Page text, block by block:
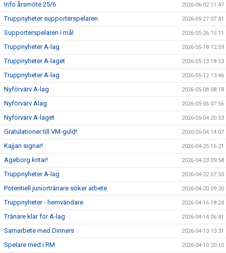
MEDLEMSSKAP
Info årsmöte 25/6 2026-06-02 11:47
Truppnyheter supporterspelaren 2026-05-27 07:41
Supporterspelaren i mål 2026-05-26 15:11
Truppnyheter A-lag 2026-05-18 12:59
Truppnyheter A-laget 2026-05-13 18:53
Truppnyheter A-lag 2026-05-12 13:46
Nyförvärv A-lag 2026-05-08 08:18
Nyförvärv Alag 2026-05-06 07:56
Nyförvärv A-laget 2026-05-04 20:53
Gratulationer till VM-guld! 2026-05-04 14:07
Kajjan signar! 2026-04-25 16:21
Ageborg kritar! 2026-04-23 09:58
Truppnyheter A-lag 2026-04-22 07:50
Potentiell juniortränare söker arbete 2026-04-20 09:20
Truppnyheter - hemvändare 2026-04-16 18:24
Tränare klar för A-lag 2026-04-14 06:41
Samarbete med Dinners 2026-04-13 13:31
Spelare med i RM 2026-04-10 20:10